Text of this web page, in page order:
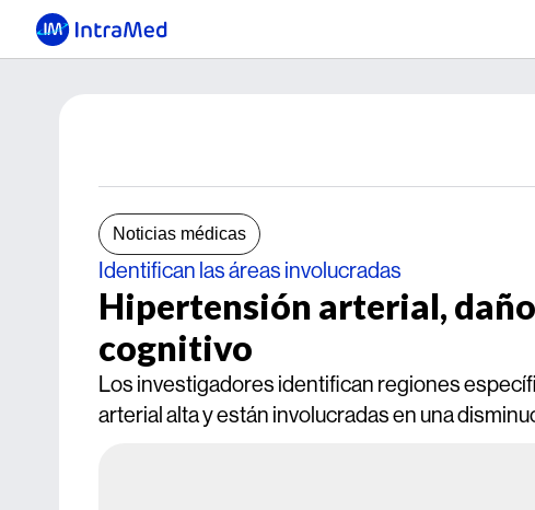
Noticias médicas
Identifican las áreas involucradas
Hipertensión arterial,
cognitivo
Los investigadores identifican regiones
arterial alta y están involucradas en una